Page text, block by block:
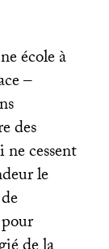
école à
–
des
cessent
le